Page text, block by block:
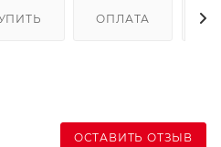
ОПЛАТА
ОСТАВИТЬ ОТЗЫВ